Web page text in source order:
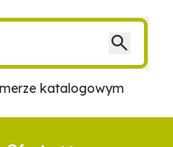
katalogowym